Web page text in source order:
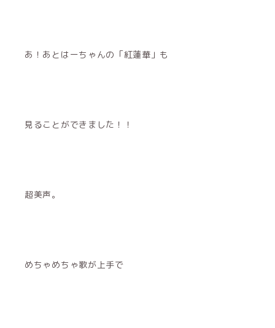
あ！あとはーちゃんの「紅蓮華」も
見ることができました！！
超美声。
めちゃめちゃ歌が上手で